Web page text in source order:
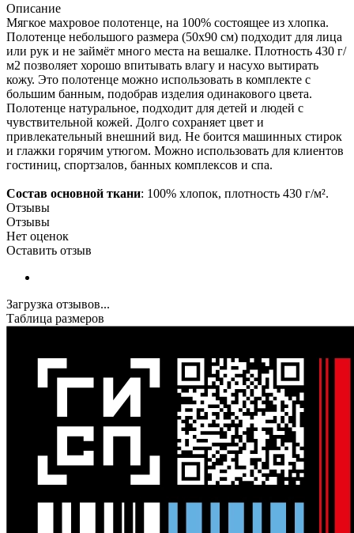
Описание
Мягкое махровое полотенце, на 100% состоящее из хлопка.
Полотенце небольшого размера (50х90 см) подходит для лица
или рук и не займёт много места на вешалке. Плотность 430 г/
м2 позволяет хорошо впитывать влагу и насухо вытирать
кожу. Это полотенце можно использовать в комплекте с
большим банным, подобрав изделия одинакового цвета.
Полотенце натуральное, подходит для детей и людей с
чувствительной кожей. Долго сохраняет цвет и
привлекательный внешний вид. Не боится машинных стирок
и глажки горячим утюгом. Можно использовать для клиентов
гостиниц, спортзалов, банных комплексов и спа.
Состав основной ткани: 100% хлопок, плотность 430 г/м².
Отзывы
Отзывы
Нет оценок
Оставить отзыв
Загрузка отзывов...
Таблица размеров